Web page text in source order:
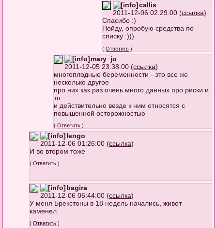
callis
2011-12-06 02:29:00 (ссылка)
Спасибо :)
Пойду, опробую средства по
списку :)))
(Ответить )
mary_jo
2011-12-05 23:38:00 (ссылка)
многоплодные беременности - это все же
несколько другое
про них как раз очень много данных про риски и
тп
и действительно везде к ним относятся с
повышенной осторожностью
(Ответить )
lengo
2011-12-06 01:26:00 (ссылка)
И во втором тоже
(Ответить )
bagira
2011-12-06 06:44:00 (ссылка)
У меня Брекстоны в 18 недель начались, живот
каменел.
(Ответить )